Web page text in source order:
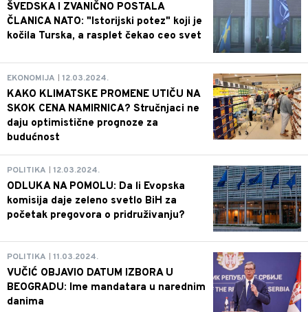
ŠVEDSKA I ZVANIČNO POSTALA
ČLANICA NATO: "Istorijski potez" koji je
kočila Turska, a rasplet čekao ceo svet
EKONOMIJA 12.03.2024.
KAKO KLIMATSKE PROMENE UTIČU NA
SKOK CENA NAMIRNICA? Stručnjaci ne
daju optimistične prognoze za
budućnost
POLITIKA 12.03.2024.
ODLUKA NA POMOLU: Da li Evopska
komisija daje zeleno svetlo BiH za
početak pregovora o pridruživanju?
POLITIKA 11.03.2024.
VUČIĆ OBJAVIO DATUM IZBORA U
BEOGRADU: Ime mandatara u narednim
danima